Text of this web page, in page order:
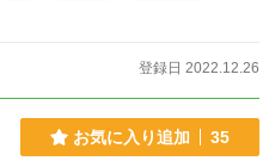
登録日 2022.12.26
お気に入り追加 35